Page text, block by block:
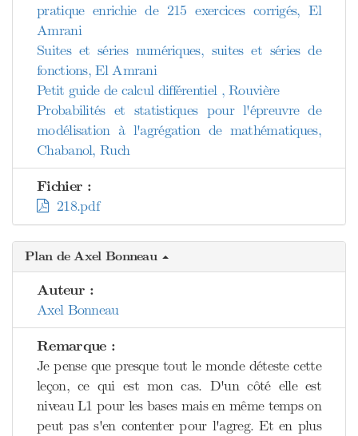
pratique enrichie de 215 exercices corrigés, El
Amrani
Suites et séries numériques, suites et séries de
fonctions, El Amrani
Petit guide de calcul différentiel , Rouvière
Probabilités et statistiques pour l'épreuvre de
modélisation à l'agrégation de mathématiques,
Chabanol, Ruch
Fichier :
218.pdf
Plan de Axel Bonneau
Auteur :
Axel Bonneau
Remarque :
Je pense que presque tout le monde déteste cette
leçon, ce qui est mon cas. D'un côté elle est
niveau L1 pour les bases mais en même temps on
peut pas s'en contenter pour l'agreg. Et en plus